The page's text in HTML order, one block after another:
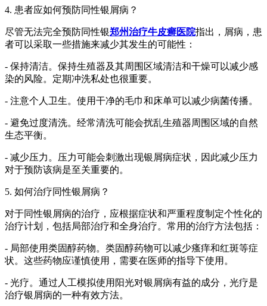
4. 患者应如何预防同性银屑病？
尽管无法完全预防同性银郑州治疗牛皮癣医院指出，屑病，患
者可以采取一些措施来减少其发生的可能性：
- 保持清洁。保持生殖器及其周围区域清洁和干燥可以减少感
染的风险。定期冲洗私处也很重要。
- 注意个人卫生。使用干净的毛巾和床单可以减少病菌传播。
- 避免过度清洗。经常清洗可能会扰乱生殖器周围区域的自然
生态平衡。
- 减少压力。压力可能会刺激出现银屑病症状，因此减少压力
对于预防该病是至关重要的。
5. 如何治疗同性银屑病？
对于同性银屑病的治疗，应根据症状和严重程度制定个性化的
治疗计划，包括局部治疗和全身治疗。常用的治疗方法包括：
- 局部使用类固醇药物。类固醇药物可以减少瘙痒和红斑等症
状。这些药物应谨慎使用，需要在医师的指导下使用。
- 光疗。通过人工模拟使用阳光对银屑病有益的成分，光疗是
治疗银屑病的一种有效方法。